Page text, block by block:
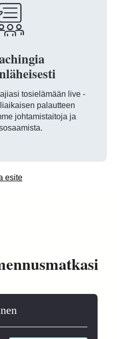
tosielämään live -
palautteen
johtamistaitoja ja
esite